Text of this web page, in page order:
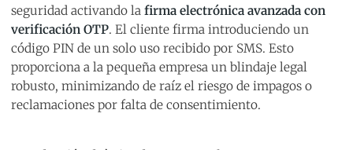
seguridad activando la firma electrónica avanzada con
verificación OTP. El cliente firma introduciendo un
código PIN de un solo uso recibido por SMS. Esto
proporciona a la pequeña empresa un blindaje legal
robusto, minimizando de raíz el riesgo de impagos o
reclamaciones por falta de consentimiento.